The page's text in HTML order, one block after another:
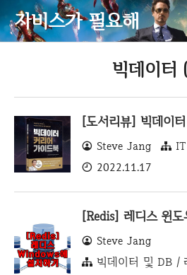
자비스가 필요해
빅데이터
[도서리뷰] 빅데이
Steve Jang
2022.11.17
Steve Jang
빅데이터 및 DB /